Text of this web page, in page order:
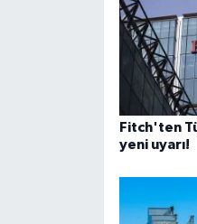
Fitch'ten
yeni uyarı!